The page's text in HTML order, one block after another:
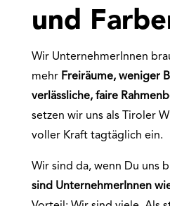
und
Wir UnternehmerInnen
mehr Freiräume, weniger
verlässliche, faire
setzen wir uns als Tiroler
voller Kraft tagtäglich ein.
Wir sind da, wenn Du uns
sind UnternehmerInnen